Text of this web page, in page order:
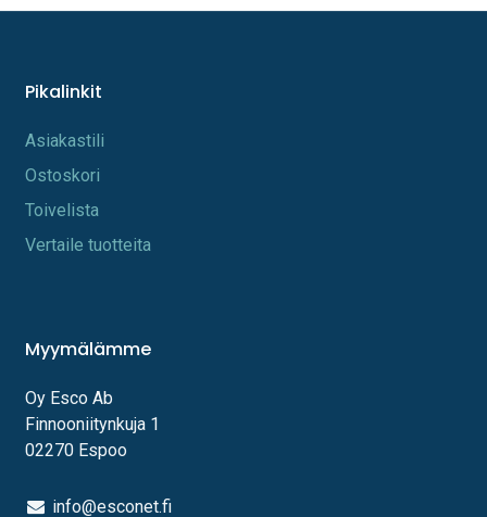
Pikalinkit
A​s​iakastili
Os​toskori
Toi​velista
Vertaile tuotteita
Myymälämme
Oy Esco Ab
Finnooniitynkuja 1
02270 Espoo
info@esconet.fi